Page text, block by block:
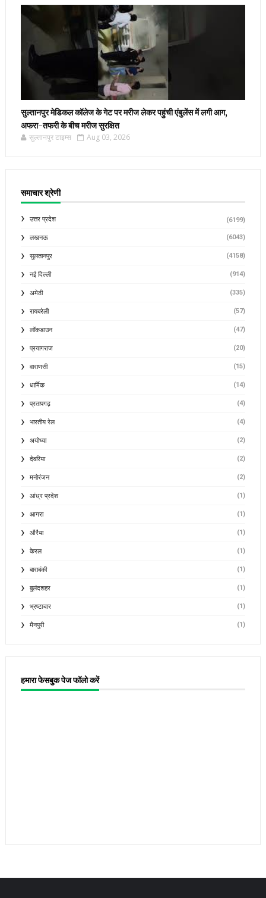
सुल्तानपुर मेडिकल कॉलेज के गेट पर मरीज लेकर पहुंची एंबुलेंस में लगी आग,
अफरा-तफरी के बीच मरीज सुरक्षित
सुल्तानपुर टाइम्स Aug 03, 2026
समाचार श्रेणी
उत्तर प्रदेश (6199)
लखनऊ (6043)
सुलतानपुर (4158)
नई दिल्ली (914)
अमेठी (335)
रायबरेली (57)
लॉकडाउन (47)
प्रयागराज (20)
वाराणसी (15)
धार्मिक (14)
प्रतापगढ़ (4)
भारतीय रेल (4)
अयोध्या (2)
देवरिया (2)
मनोरंजन (2)
आंध्र प्रदेश (1)
आगरा (1)
औरैया (1)
केरल (1)
बाराबंकी (1)
बुलंदशहर (1)
भ्रष्टाचार (1)
मैनपुरी (1)
हमारा फेसबुक पेज फॉलो करें